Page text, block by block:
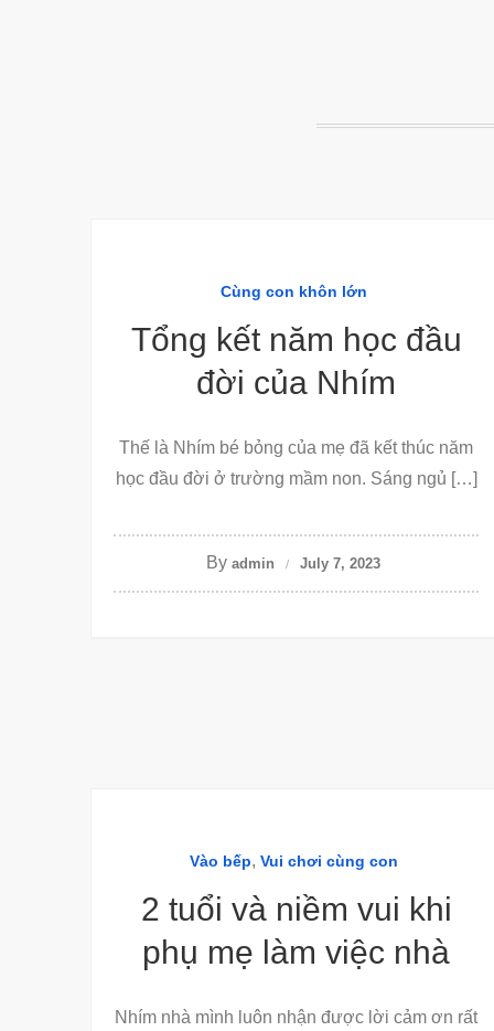
Cùng con khôn lớn
Tổng kết năm học đầu
đời của Nhím
Thế là Nhím bé bỏng của mẹ đã kết thúc năm
học đầu đời ở trường mầm non. Sáng ngủ […]
Byadmin July 7, 2023
Vào bếp, Vui chơi cùng con
2 tuổi và niềm vui khi
phụ mẹ làm việc nhà
Nhím nhà mình luôn nhận được lời cảm ơn rất